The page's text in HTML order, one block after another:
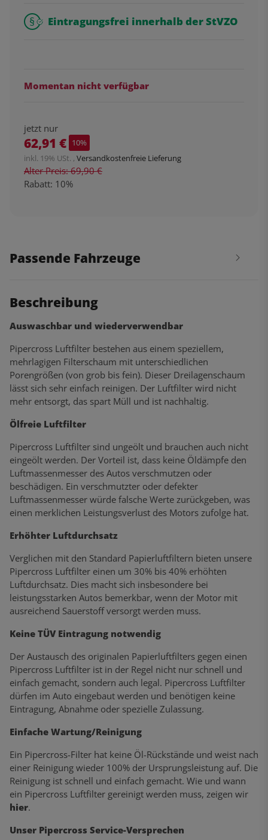
Eintragungsfrei innerhalb der StVZO
Momentan nicht verfügbar
jetzt nur
62,91 € 10%
inkl. 19% USt. , Versandkostenfreie Lieferung
Alter Preis: 69,90 €
Rabatt: 10%
Passende Fahrzeuge
Beschreibung
Auswaschbar und wiederverwendbar
Pipercross Luftfilter bestehen aus einem speziellem,
mehrlagigen Filterschaum mit unterschiedlichen
Porengrößen (von grob bis fein). Dieser Dreilagenschaum
lässt sich sehr einfach reinigen. Der Luftfilter wird nicht
mehr entsorgt, das spart Müll und ist nachhaltig.
Ölfreie Luftfilter
Pipercross Luftfilter sind ungeölt und brauchen auch nicht
eingeölt werden. Der Vorteil ist, dass keine Öldämpfe den
Luftmassenmesser des Autos verschmutzen oder
beschädigen. Ein verschmutzter oder defekter
Luftmassenmesser würde falsche Werte zurückgeben, was
einen merklichen Leistungsverlust des Motors zufolge hat.
Erhöhter Luftdurchsatz
Verglichen mit den Standard Papierluftfiltern bieten unsere
Pipercross Luftfilter einen um 30% bis 40% erhöhten
Luftdurchsatz. Dies macht sich insbesondere bei
leistungsstarken Autos bemerkbar, wenn der Motor mit
ausreichend Sauerstoff versorgt werden muss.
Keine TÜV Eintragung notwendig
Der Austausch des originalen Papierluftfilters gegen einen
Pipercross Luftfilter ist in der Regel nicht nur schnell und
einfach gemacht, sondern auch legal. Pipercross Luftfilter
dürfen im Auto eingebaut werden und benötigen keine
Eintragung, Abnahme oder spezielle Zulassung.
Einfache Wartung/Reinigung
Ein Pipercross-Filter hat keine Öl-Rückstände und weist nach
einer Reinigung wieder 100% der Ursprungsleistung auf. Die
Reinigung ist schnell und einfach gemacht. Wie und wann
ein Pipercross Luftfilter gereinigt werden muss, zeigen wir
hier.
Unser Pipercross Service-Versprechen